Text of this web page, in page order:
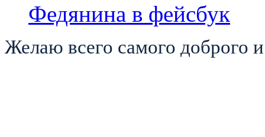
Федянина в фейсбук
Желаю всего самого доброго и